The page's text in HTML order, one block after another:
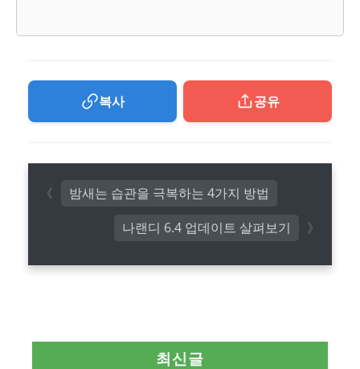
복사 공유
나랜디 6.4 업데이트 살펴보기
밤새는 습관을 극복하는 4가지 방법
최신글